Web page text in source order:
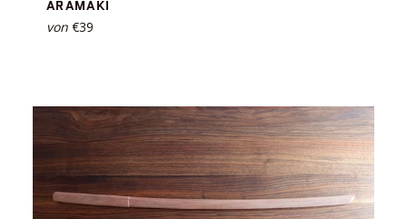
RAMAKI
von€39